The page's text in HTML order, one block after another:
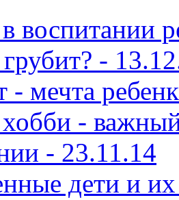
воспитании
-
- мечта
-
- 23.11.14
дети и